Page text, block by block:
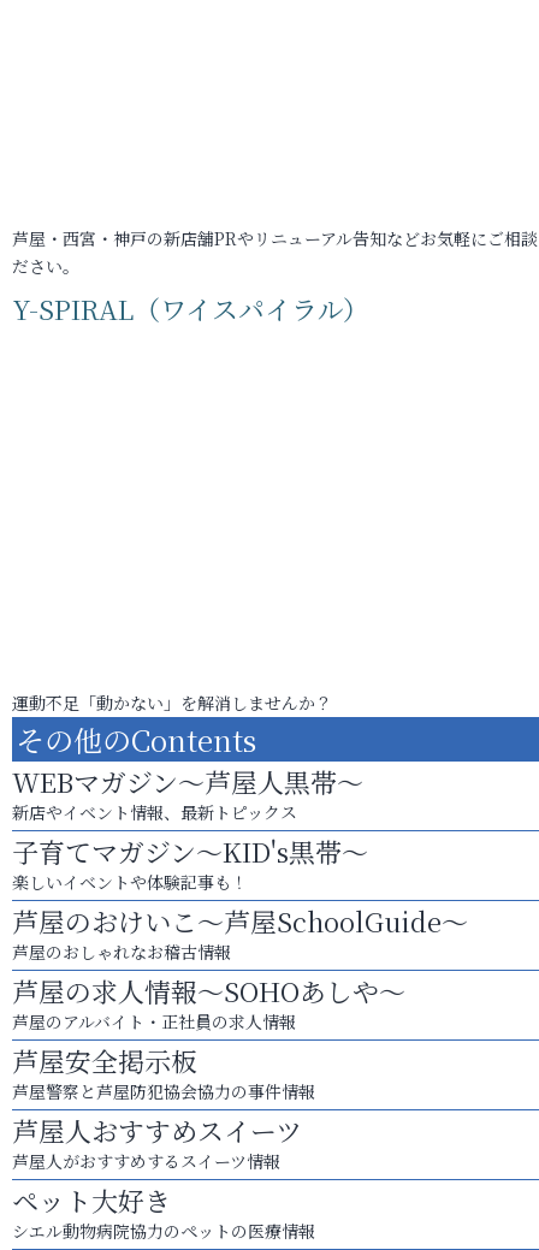
芦屋・西宮・神戸の新店舗PRやリニューアル告知などお気軽にご相
ださい。
Y-SPIRAL（ワイスパイラル）
運動不足「動かない」を解消しませんか？
その他のContents
WEBマガジン～芦屋人黒帯～
新店やイベント情報、最新トピックス
子育てマガジン～KID's黒帯～
楽しいイベントや体験記事も！
芦屋のおけいこ～芦屋SchoolGuide～
芦屋のおしゃれなお稽古情報
芦屋の求人情報～SOHOあしや～
芦屋のアルバイト・正社員の求人情報
芦屋安全掲示板
芦屋警察と芦屋防犯協会協力の事件情報
芦屋人おすすめスイーツ
芦屋人がおすすめするスイーツ情報
ペット大好き
シエル動物病院協力のペットの医療情報